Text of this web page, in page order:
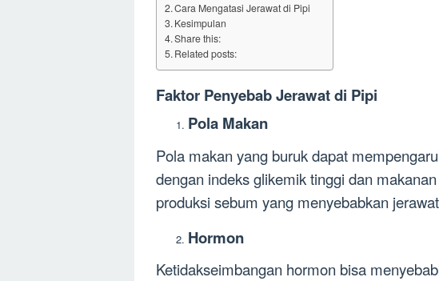
Cara Mengatasi Jerawat di Pipi
Kesimpulan
Share this:
Related posts:
Faktor Penyebab Jerawat di Pipi
Pola Makan
Pola makan yang buruk dapat
dengan indeks glikemik tinggi dan
produksi sebum yang menyebabkan
Hormon
Ketidakseimbangan hormon bisa